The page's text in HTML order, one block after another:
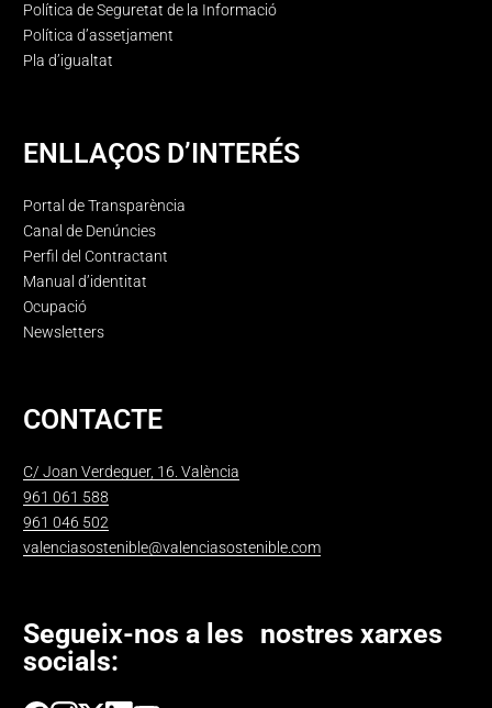
Política de Seguretat de la Informació
Política d’assetjament
Pla d’igualtat
ENLLAÇOS D’INTERÉS
Portal de Transparència
Canal de Denúncies
Perfil del Contractant
Manual d’identitat
Ocupació
Newsletters
CONTACTE
C/ Joan Verdeguer, 16. València
961 061 588
961 046 502
valenciasostenible@valenciasostenible.com
Segueix-nos a les nostres xarxes
socials: